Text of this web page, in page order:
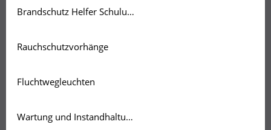
Brandschutz Helfer Schulung Brandschutzbeauftragte
‎Rauchschutzvorhänge
Fluchtwegleuchten
Wartung und Instandhaltung